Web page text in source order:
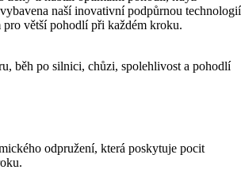
naší inovativní podpůrnou technologií
větší pohodlí při každém kroku.
běh po silnici, chůzi, spolehlivost a pohodlí
odpružení, která poskytuje pocit